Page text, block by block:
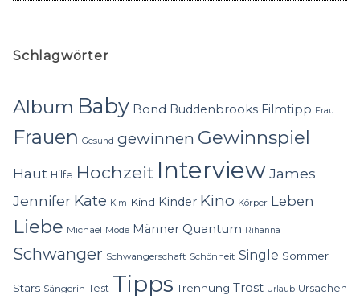
Schlagwörter
Album Baby Bond Buddenbrooks Filmtipp Frau
Frauen Gesund gewinnen Gewinnspiel
Haut Hilfe Hochzeit InterviewJames
Jennifer Kate Kim Kind Kinder Kino Körper Leben
Liebe Michael Mode Männer Quantum Rihanna
Schwanger Schwangerschaft Schönheit Single Sommer
Stars Sängerin Test Tipps Trennung Trost Urlaub Ursachen